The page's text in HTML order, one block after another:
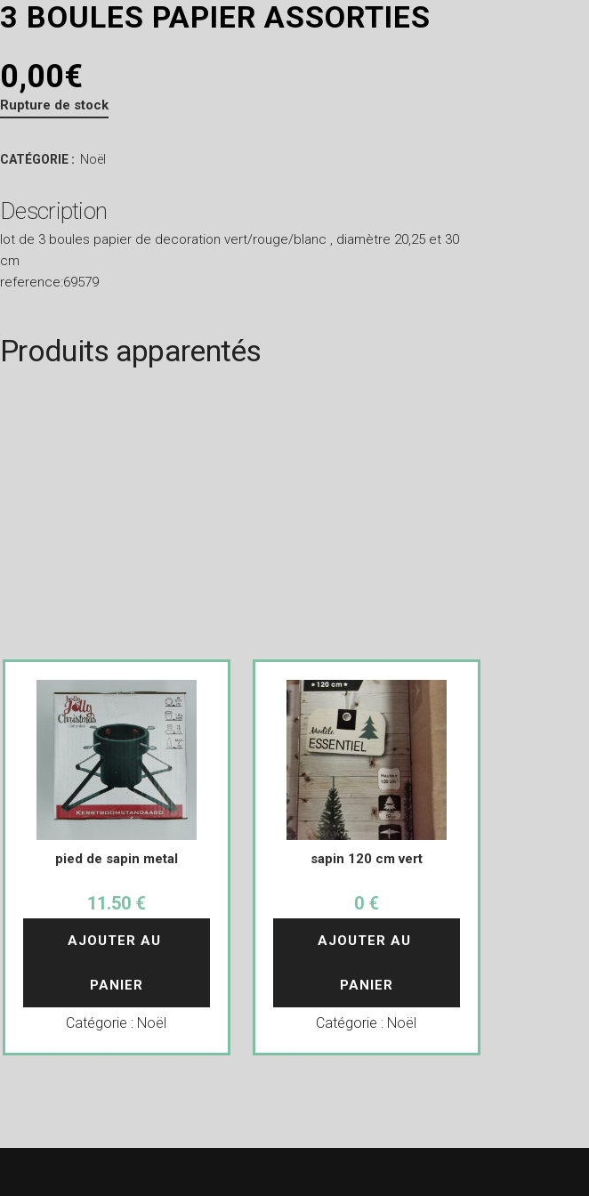
3 BOULES PAPIER ASSORTIES
0,00€
Rupture de stock
CATÉGORIE : Noël
Description
lot de 3 boules papier de decoration vert/rouge/blanc , diamètre 20,25 et 30
cm
reference:69579
Produits apparentés
pied de sapin metal
11.50 €
AJOUTER AU
PANIER
Catégorie : Noël
sapin 120 cm vert
0 €
AJOUTER AU
PANIER
Catégorie : Noël